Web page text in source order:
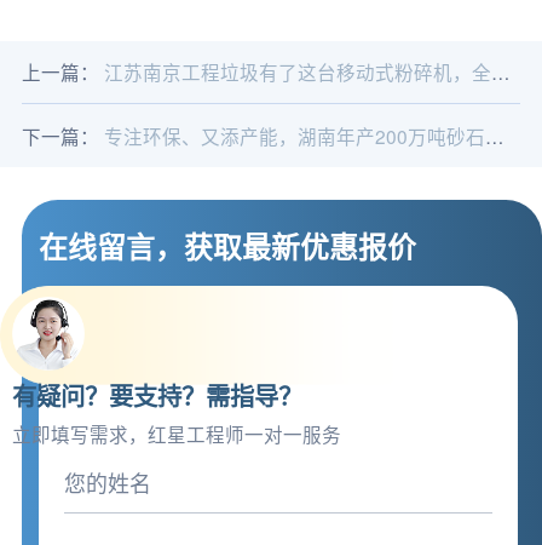
上一篇： 江苏南京工程垃圾有了这台移动式粉碎机，全部转化再生建材
下一篇： 专注环保、又添产能，湖南年产200万吨砂石骨料生产线火热开工
在线留言，获取最新优惠报价
有疑问？要支持？需指导？
立即填写需求，红星工程师一对一服务